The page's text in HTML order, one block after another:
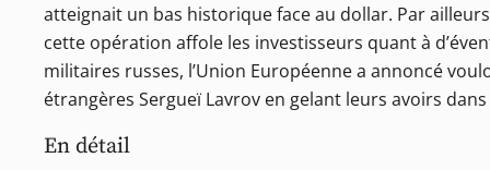
atteignait un bas historique face au dollar. Par
cette opération affole les investisseurs quant à
militaires russes, l’Union Européenne a annoncé
étrangères Sergueï Lavrov en gelant leurs avoirs dans
En détail